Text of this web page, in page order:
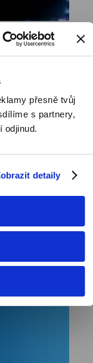
přesně tvůj
s partnery,
odjinud.
detaily